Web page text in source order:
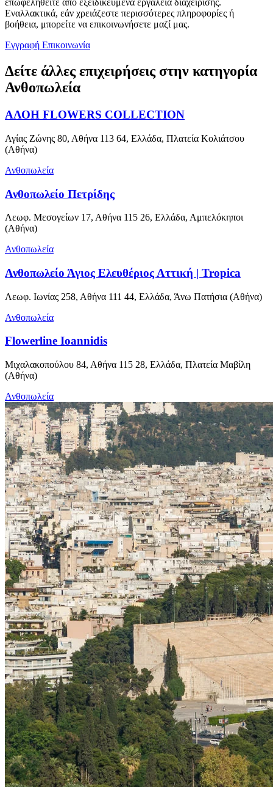
επωφεληθείτε από εξειδικευμένα εργαλεία διαχείρισης.
Εναλλακτικά, εάν χρειάζεστε περισσότερες πληροφορίες ή
βοήθεια, μπορείτε να επικοινωνήσετε μαζί μας.
Εγγραφή Επικοινωνία
Δείτε άλλες επιχειρήσεις στην κατηγορία
Ανθοπωλεία
ΑΛΟΗ FLOWERS COLLECTION
Αγίας Ζώνης 80, Αθήνα 113 64, Ελλάδα, Πλατεία Κολιάτσου
(Αθήνα)
Ανθοπωλεία
Ανθοπωλείο Πετρίδης
Λεωφ. Μεσογείων 17, Αθήνα 115 26, Ελλάδα, Αμπελόκηποι
(Αθήνα)
Ανθοπωλεία
Ανθοπωλείο Άγιος Ελευθέριος Αττική | Tropica
Λεωφ. Ιωνίας 258, Αθήνα 111 44, Ελλάδα, Άνω Πατήσια (Αθήνα)
Ανθοπωλεία
Flowerline Ioannidis
Μιχαλακοπούλου 84, Αθήνα 115 28, Ελλάδα, Πλατεία Μαβίλη
(Αθήνα)
Ανθοπωλεία